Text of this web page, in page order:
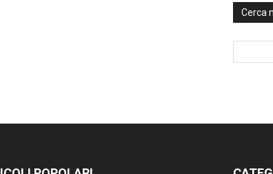
Cerca